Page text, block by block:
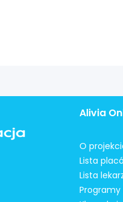
Alivia
O
Lista
Lista
Programy